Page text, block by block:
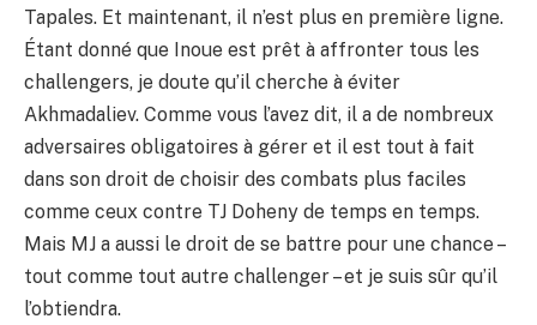
Tapales. Et maintenant, il n’est plus en première ligne.
Étant donné que Inoue est prêt à affronter tous les
challengers, je doute qu’il cherche à éviter
Akhmadaliev. Comme vous l’avez dit, il a de nombreux
adversaires obligatoires à gérer et il est tout à fait
dans son droit de choisir des combats plus faciles
comme ceux contre TJ Doheny de temps en temps.
Mais MJ a aussi le droit de se battre pour une chance –
tout comme tout autre challenger – et je suis sûr qu’il
l’obtiendra.